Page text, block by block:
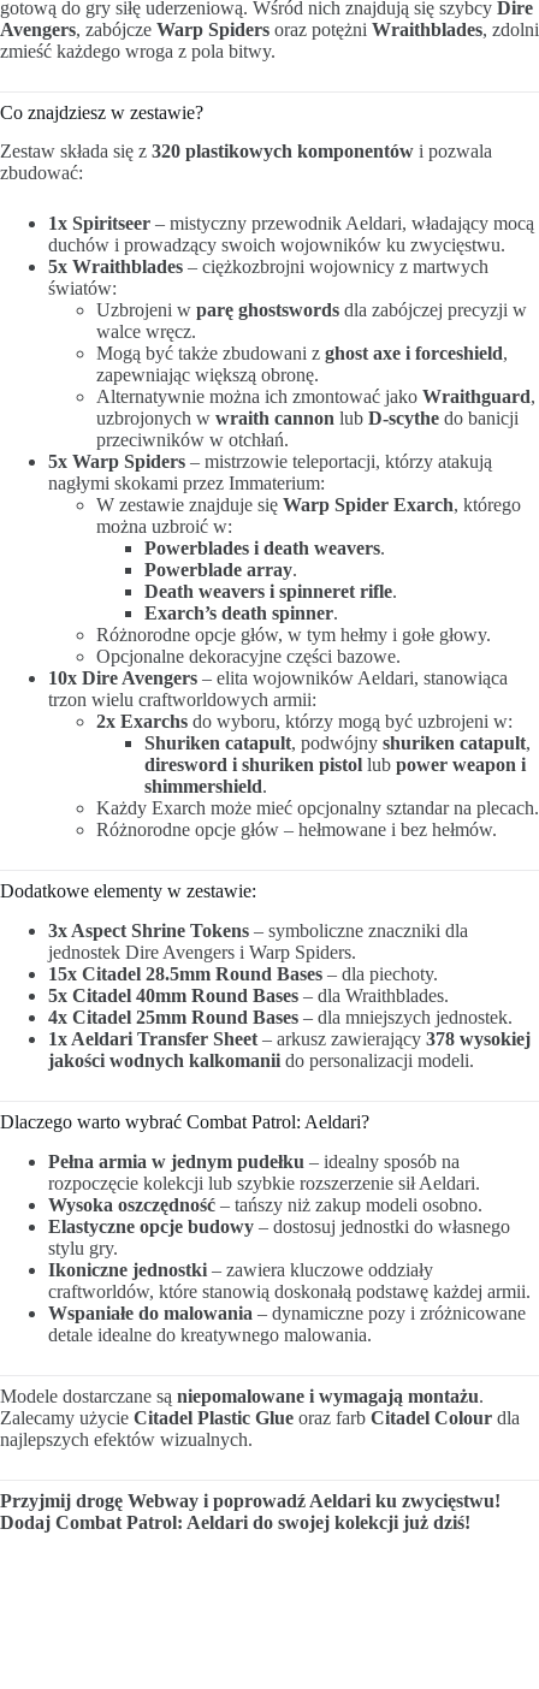
gotową do gry siłę uderzeniową. Wśród nich znajdują się szybcy Dire
Avengers, zabójcze Warp Spiders oraz potężni Wraithblades, zdolni
zmieść każdego wroga z pola bitwy.
Co znajdziesz w zestawie?
Zestaw składa się z 320 plastikowych komponentów i pozwala
zbudować:
1x Spiritseer – mistyczny przewodnik Aeldari, władający mocą
duchów i prowadzący swoich wojowników ku zwycięstwu.
5x Wraithblades – ciężkozbrojni wojownicy z martwych
światów:
Uzbrojeni w parę ghostswords dla zabójczej precyzji w
walce wręcz.
Mogą być także zbudowani z ghost axe i forceshield,
zapewniając większą obronę.
Alternatywnie można ich zmontować jako Wraithguard,
uzbrojonych w wraith cannon lub D-scythe do banicji
przeciwników w otchłań.
5x Warp Spiders – mistrzowie teleportacji, którzy atakują
nagłymi skokami przez Immaterium:
W zestawie znajduje się Warp Spider Exarch, którego
można uzbroić w:
Powerblades i death weavers.
Powerblade array.
Death weavers i spinneret rifle.
Exarch’s death spinner.
Różnorodne opcje głów, w tym hełmy i gołe głowy.
Opcjonalne dekoracyjne części bazowe.
10x Dire Avengers – elita wojowników Aeldari, stanowiąca
trzon wielu craftworldowych armii:
2x Exarchs do wyboru, którzy mogą być uzbrojeni w:
Shuriken catapult, podwójny shuriken catapult,
diresword i shuriken pistol lub power weapon i
shimmershield.
Każdy Exarch może mieć opcjonalny sztandar na plecach.
Różnorodne opcje głów – hełmowane i bez hełmów.
Dodatkowe elementy w zestawie:
3x Aspect Shrine Tokens – symboliczne znaczniki dla
jednostek Dire Avengers i Warp Spiders.
15x Citadel 28.5mm Round Bases – dla piechoty.
5x Citadel 40mm Round Bases – dla Wraithblades.
4x Citadel 25mm Round Bases – dla mniejszych jednostek.
1x Aeldari Transfer Sheet – arkusz zawierający 378 wysokiej
jakości wodnych kalkomanii do personalizacji modeli.
Dlaczego warto wybrać Combat Patrol: Aeldari?
Pełna armia w jednym pudełku – idealny sposób na
rozpoczęcie kolekcji lub szybkie rozszerzenie sił Aeldari.
Wysoka oszczędność – tańszy niż zakup modeli osobno.
Elastyczne opcje budowy – dostosuj jednostki do własnego
stylu gry.
Ikoniczne jednostki – zawiera kluczowe oddziały
craftworldów, które stanowią doskonałą podstawę każdej armii.
Wspaniałe do malowania – dynamiczne pozy i zróżnicowane
detale idealne do kreatywnego malowania.
Modele dostarczane są niepomalowane i wymagają montażu.
Zalecamy użycie Citadel Plastic Glue oraz farb Citadel Colour dla
najlepszych efektów wizualnych.
Przyjmij drogę Webway i poprowadź Aeldari ku zwycięstwu!
Dodaj Combat Patrol: Aeldari do swojej kolekcji już dziś!